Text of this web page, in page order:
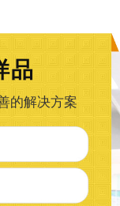
品
的解决方案